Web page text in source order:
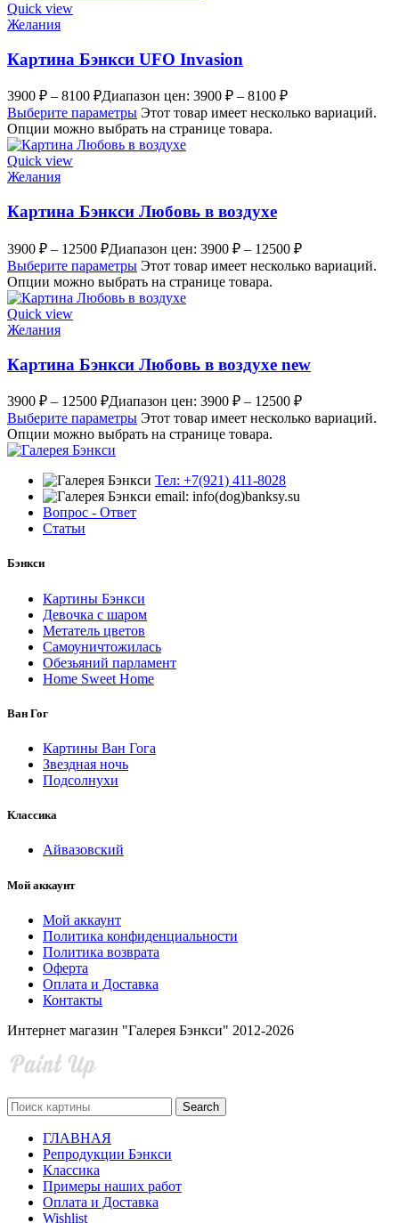
Quick view
Желания
Картина Бэнкси UFO Invasion
3900 ₽ – 8100 ₽Диапазон цен: 3900 ₽ – 8100 ₽
Выберите параметры Этот товар имеет несколько вариаций.
Опции можно выбрать на странице товара.
Quick view
Желания
Картина Бэнкси Любовь в воздухе
3900 ₽ – 12500 ₽Диапазон цен: 3900 ₽ – 12500 ₽
Выберите параметры Этот товар имеет несколько вариаций.
Опции можно выбрать на странице товара.
Quick view
Желания
Картина Бэнкси Любовь в воздухе new
3900 ₽ – 12500 ₽Диапазон цен: 3900 ₽ – 12500 ₽
Выберите параметры Этот товар имеет несколько вариаций.
Опции можно выбрать на странице товара.
Тел: +7(921) 411-8028
email: info(dog)banksy.su
Вопрос - Ответ
Статьи
Бэнкси
Картины Бэнкси
Девочка с шаром
Метатель цветов
Самоуничтожилась
Обезьяний парламент
Home Sweet Home
Ван Гог
Картины Ван Гога
Звездная ночь
Подсолнухи
Классика
Айвазовский
Мой аккаунт
Мой аккаунт
Политика конфиденциальности
Политика возврата
Оферта
Оплата и Доставка
Контакты
Интернет магазин "Галерея Бэнкси" 2012-2026
Search
ГЛАВНАЯ
Репродукции Бэнкси
Классика
Примеры наших работ
Оплата и Доставка
Wishlist